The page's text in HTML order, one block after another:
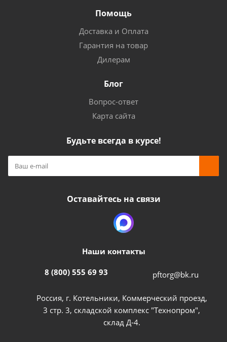
Помощь
Доставка и Оплата
Гарантия на товар
Дилерам
Блог
Вопрос-ответ
Карта сайта
Будьте всегда в курсе!
Оставайтесь на связи
Наши контакты
8 (800) 555 69 93 pftorg@bk.ru
Россия, г. Котельники, Коммерческий проезд,
3 стр. 3, складской комплекс "Технопром",
склад Д-4.